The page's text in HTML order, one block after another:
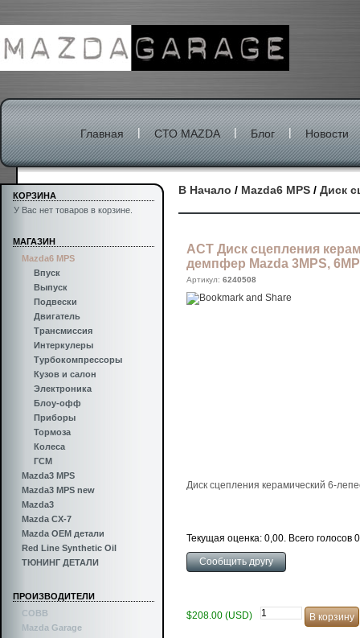
Главная | СТО MAZDA | Блог | Новости
КОРЗИНА
У Вас нет товаров в корзине.
МАГАЗИН
Mazda6 MPS
Впуск
Выпуск
Подвески
Двигатель
Трансмиссия
Интеркулеры
Турбокомпрессоры
Кузов и салон
Электроника
Блоу-офф
Приборы
Тормоза
Колеса
ГСМ
Mazda3 MPS
Mazda3 MPS new
Mazda3
Mazda CX-7
Mazda OEM детали
Red Line Synthetic Oil
ТЮНИНГ ДЕТАЛИ
ПРОИЗВОДИТЕЛИ
COBB
Mazda Garage
В Начало / Mazda6 MPS / Диск
ACT Диск сцепления
демпфер Mazda 3MPS,
Артикул: 6240508
Диск сцепления керамический 6-
Текущая оценка: 0,00. Всего голосов
$208.00 (USD)